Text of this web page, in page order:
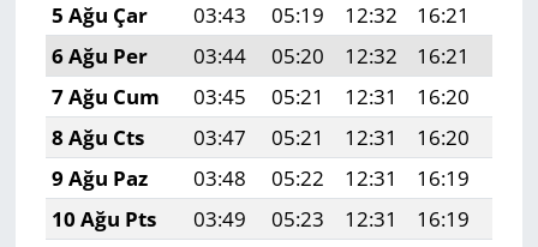
5 Ağu Çar
03:43 05:19 12:32 16:21
6 Ağu Per
03:44 05:20 12:32 16:21
7 Ağu Cum
03:45 05:21 12:31 16:20
8 Ağu Cts
03:47 05:21 12:31 16:20
9 Ağu Paz
03:48 05:22 12:31 16:19
10 Ağu Pts
03:49 05:23 12:31 16:19